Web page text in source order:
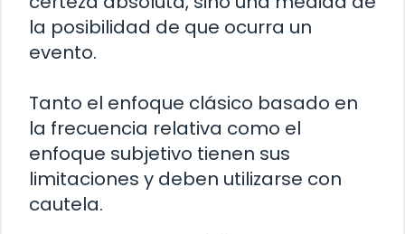
la posibilidad de que ocurra un
evento.
Tanto el enfoque clásico basado en
la frecuencia relativa como el
enfoque subjetivo tienen sus
limitaciones y deben utilizarse con
cautela.